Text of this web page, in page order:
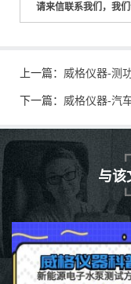
请来信联系我们，我
上一篇： 威格仪器-测
下一篇： 威格仪器-汽
与该